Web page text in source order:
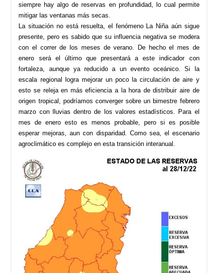
siempre hay algo de reservas en profundidad, lo cual permite
mitigar las ventanas más secas.
La situación no está resuelta, el fenómeno La Niña aún sigue
presente, pero es sabido que su influencia negativa se modera
con el correr de los meses de verano. De hecho el mes de
enero será el último que presentará a este indicador con
fortaleza, aunque ya reducido a un evento oceánico. Si la
escala regional logra mejorar un poco la circulación de aire y
esto se releja en más eficiencia a la hora de distribuir aire de
origen tropical, podríamos converger sobre un bimestre febrero
marzo con lluvias dentro de los valores estadísticos. Para el
mes de enero esto es menos probable, pero si es posible
esperar mejoras, aun con disparidad. Como sea, el escenario
agroclimático es complejo en esta transición interanual.